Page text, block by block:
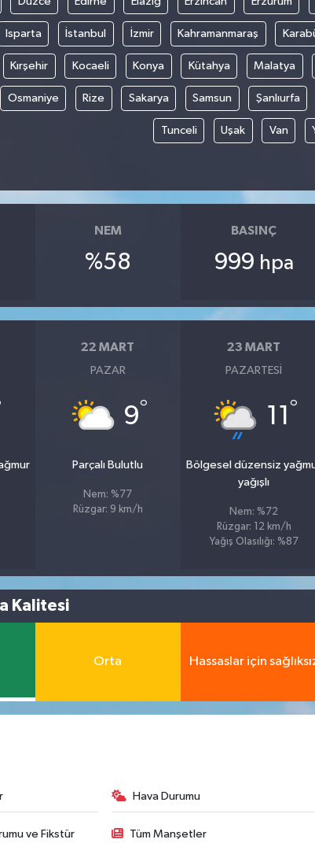
Isparta İstanbul İzmir Kahramanmaraş
Kırşehir Kocaeli Konya Kütahya Malatya
Osmaniye Rize Sakarya Samsun Şanlıurfa
Tunceli Uşak Van
NEM
%58
BASINÇ
999 hpa
22 MART
PAZAR
9°
Parçalı Bulutlu
Nem: %77
Rüzgar: 9 km/h
23 MART
PAZARTESI
11 °
Bölgesel düzensiz
yağışlı
Nem: %72
Rüzgar: 12 km/h
Yağış Olasılığı: %87
Kalitesi
Orta Hassaslar için
Hava Durumu
ve Fikstür Tüm Manşetler